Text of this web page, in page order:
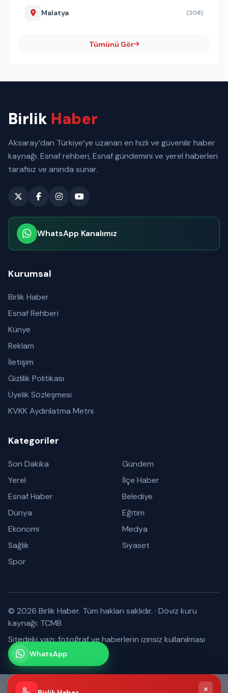
Malatya (208)
Tümünü Gör
Birlik Haber
Aksaray’dan Türkiye’ye uzanan en hızlı ve güvenilir haber
kaynağı. Esnaf rehberi, Esnaf gündemini ve yerel haberleri
tarafsız ve anında sunar.
WhatsApp Kanalımız
Kurumsal
Birlik Haber
Esnaf Rehberi
Künye
Reklam
İletişim
Gizlilik Politikası
Üyelik Sözleşmesi
KVKK Aydınlatma Metni
Kategoriler
Son Dakika
Gündem
Yerel
İlçe Haber
Esnaf Haber
Belediye
Dünya
Eğitim
Ekonomi
Medya
Sağlık
Siyaset
Spor
© 2026 Birlik Haber. Tüm hakları saklıdır. · Döviz kuru
kaynağı: TCMB
Sitedeki yazı, fotoğraf ve haberlerin izinsiz kullanılması
yasaktır.WhatsApp
Kanalımız
Abone olabilirsiniz
×